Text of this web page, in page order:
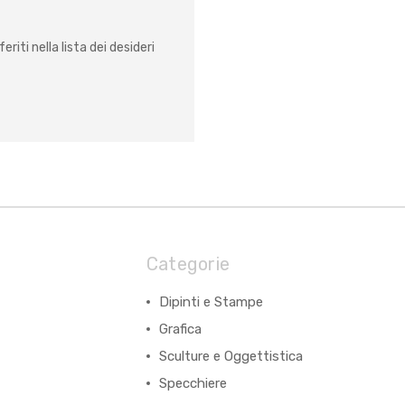
nella lista dei desideri
Categorie
Dipinti e Stampe
Grafica
Sculture e Oggettistica
Specchiere